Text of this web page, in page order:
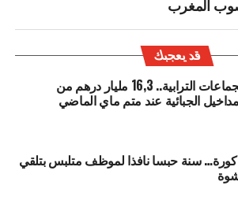
صوب المغرب
قد يعجبك
الجماعات الترابية.. 16,3 مليار درهم من
الجبائية عند متم ماي الماضي
سنة حبسا نافذا لموظف متلبس بتلقي